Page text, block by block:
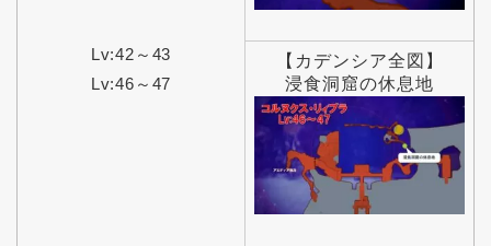
Lv:42～43
Lv:46～47
【カデンシア全図】
浸食洞窟の休息地